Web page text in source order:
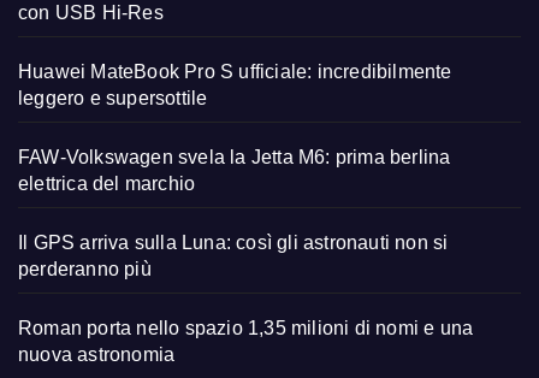
con USB Hi-Res
Huawei MateBook Pro S ufficiale: incredibilmente
leggero e supersottile
FAW-Volkswagen svela la Jetta M6: prima berlina
elettrica del marchio
Il GPS arriva sulla Luna: così gli astronauti non si
perderanno più
Roman porta nello spazio 1,35 milioni di nomi e una
nuova astronomia